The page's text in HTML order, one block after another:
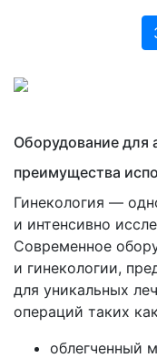
Оборудование для
преимущества
Гинекология —
и интенсивно
Современное
и гинекологии,
для уникальных
операций таких
облегченный